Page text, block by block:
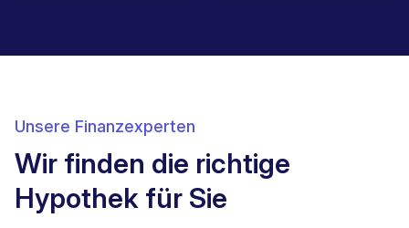
Unsere Finanzexperten
Wir finden die richtige
Hypothek für Sie